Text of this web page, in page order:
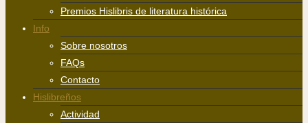
Premios Hislibris de literatura histórica
Info
Sobre nosotros
FAQs
Contacto
Hislibreños
Actividad